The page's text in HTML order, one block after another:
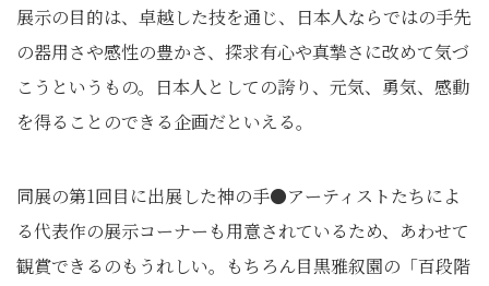
展示の目的は、卓越した技を通じ、日本人ならではの手先
の器用さや感性の豊かさ、探求有心や真摯さに改めて気づ
こうというもの。日本人としての誇り、元気、勇気、感動
を得ることのできる企画だといえる。
同展の第1回目に出展した神の手●アーティストたちによ
る代表作の展示コーナーも用意されているため、あわせて
観賞できるのもうれしい。もちろん目黒雅叙園の「百段階